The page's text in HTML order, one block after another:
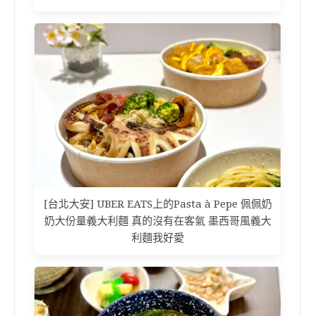
[台北大安] UBER EATS上的Pasta à Pepe 佩佩奶
奶大份量義大利麵 真的沒有在客氣 墨西哥風義大
利麵我好愛